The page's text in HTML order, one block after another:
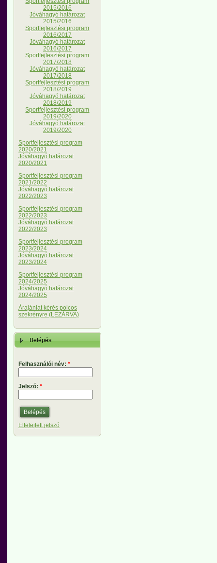
2015/2016
Jóváhagyó határozat
2015/2016
Sportfejlesztési program
2016/2017
Jóváhagyó határozat
2016/2017
Sportfejlesztési program
2017/2018
Jóváhagyó határozat
2017/2018
Sportfejlesztési program
2018/2019
Jóváhagyó határozat
2018/2019
Sportfejlesztési program
2019/2020
Jóváhagyó határozat
2019/2020
Sportfejlesztési program
2020/2021
Jóváhagyó határozat
2020/2021
Sportfejlesztési program
2021/2022
Jóváhagyó határozat
2022/2023
Sportfejlesztési program
2022/2023
Jóváhagyó határozat
2022/2023
Sportfejlesztési program
2023/2024
Jóváhagyó határozat
2023/2024
Sportfejlesztési program
2024/2025
Jóváhagyó határozat
2024/2025
Árajánlat kérés polcos
szekrényre (LEZÁRVA)
Belépés
Felhasználói név: *
Jelszó: *
Elfelejtett jelszó